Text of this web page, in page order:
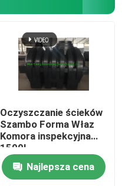
Oczyszczanie ścieków
Szambo Forma Właz
Komora inspekcyjna
1500L
Najlepsza cena